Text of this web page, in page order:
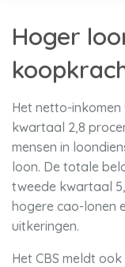
Hoger
Het netto-
kwartaal 2,8
mensen in
loon. De totale
tweede kwartaal
hogere cao-lonen
uitkeringen.
Het CBS meldt